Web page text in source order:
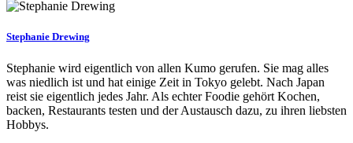
Stephanie Drewing
Stephanie wird eigentlich von allen Kumo gerufen. Sie mag alles
was niedlich ist und hat einige Zeit in Tokyo gelebt. Nach Japan
reist sie eigentlich jedes Jahr. Als echter Foodie gehört Kochen,
backen, Restaurants testen und der Austausch dazu, zu ihren liebsten
Hobbys.